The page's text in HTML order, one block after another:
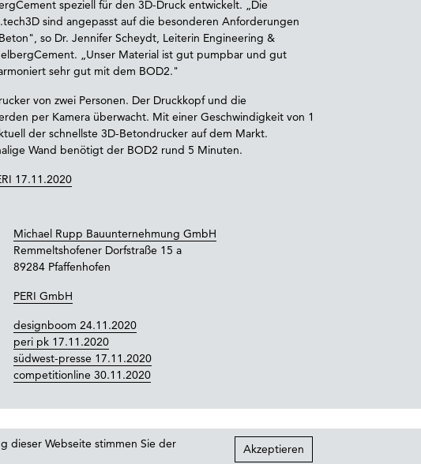
speziell für den 3D-Druck entwickelt. „Die
sind angepasst auf die besonderen Anforderungen
so Dr. Jennifer Scheydt, Leiterin Engineering &
„Unser Material ist gut pumpbar und gut
sehr gut mit dem BOD2."
von zwei Personen. Der Druckkopf und die
per Kamera überwacht. Mit einer Geschwindigkeit von 1
der schnellste 3D-Betondrucker auf dem Markt.
Wand benötigt der BOD2 rund 5 Minuten.
17.11.2020
Michael Rupp Bauunternehmung GmbH
Remmeltshofener Dorfstraße 15 a
89284 Pfaffenhofen
PERI GmbH
designboom 24.11.2020
peri pk 17.11.2020
südwest-presse 17.11.2020
competitionline 30.11.2020
dieser Webseite stimmen Sie der
Akzeptieren